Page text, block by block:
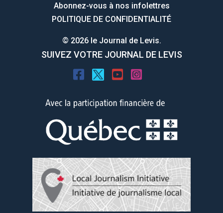
Abonnez-vous à nos infolettres
POLITIQUE DE CONFIDENTIALITÉ
© 2026 le Journal de Levis.
SUIVEZ VOTRE JOURNAL DE LEVIS